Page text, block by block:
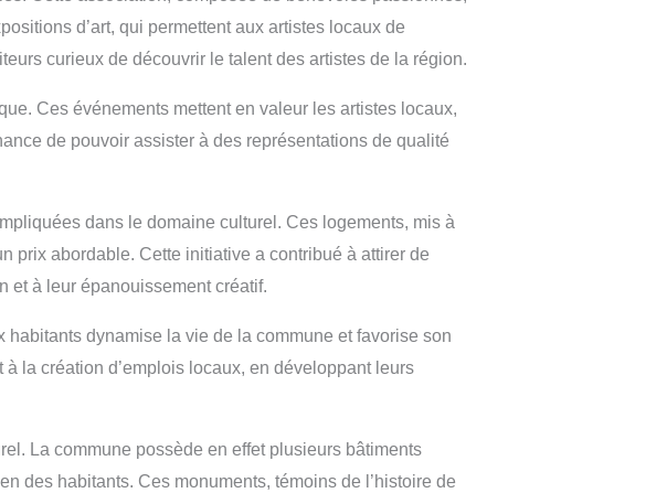
d’art, qui permettent aux artistes locaux de
curieux de découvrir le talent des artistes de la région.
Ces événements mettent en valeur les artistes locaux,
de pouvoir assister à des représentations de qualité
dans le domaine culturel. Ces logements, mis à
prix abordable. Cette initiative a contribué à attirer de
et à leur épanouissement créatif.
dynamise la vie de la commune et favorise son
la création d’emplois locaux, en développant leurs
La commune possède en effet plusieurs bâtiments
des habitants. Ces monuments, témoins de l’histoire de